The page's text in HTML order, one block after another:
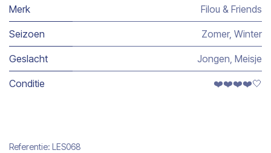
Merk Filou & Friends
Seizoen Zomer, Winter
Geslacht Jongen, Meisje
Conditie ❤️❤️❤️❤️🤍
Referentie: LES068